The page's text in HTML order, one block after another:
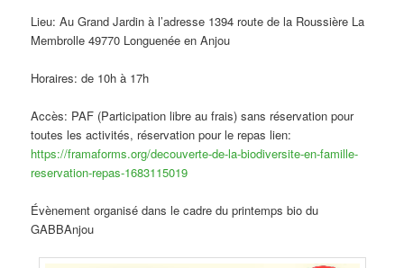
Lieu: Au Grand Jardin à l’adresse 1394 route de la Roussière La
Membrolle 49770 Longuenée en Anjou
Horaires: de 10h à 17h
Accès: PAF (Participation libre au frais) sans réservation pour
toutes les activités, réservation pour le repas lien:
https://framaforms.org/decouverte-de-la-biodiversite-en-famille-
reservation-repas-1683115019
Évènement organisé dans le cadre du printemps bio du
GABBAnjou